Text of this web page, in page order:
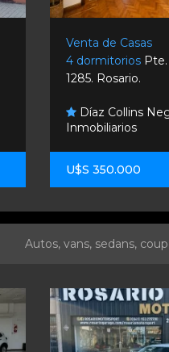
Venta de Casas
4 dormitorios
1285. Rosario.
Díaz Collins
Inmobiliarios
U$S 350.000
Autos, vans, sedans,